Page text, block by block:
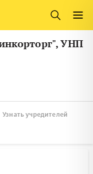
Финляндия
УНП
Узнать учредителей